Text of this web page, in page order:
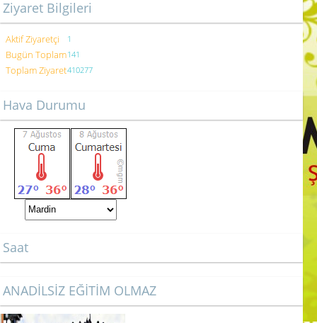
Ziyaret Bilgileri
Aktif Ziyaretçi 1
Bugün Toplam141
Toplam Ziyaret410277
Hava Durumu
Saat
ANADİLSİZ EĞİTİM OLMAZ